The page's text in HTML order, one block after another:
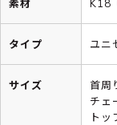
素材 K18
タイプ ユニ
サイズ
首周
チェ
ト